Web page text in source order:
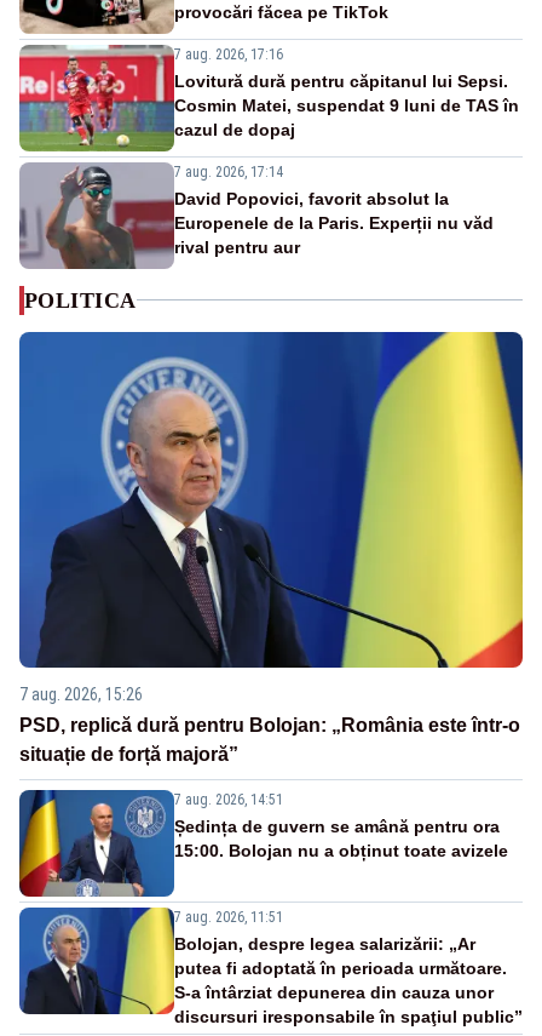
provocări făcea pe TikTok
7 aug. 2026, 17:16
Lovitură dură pentru căpitanul lui Sepsi.
Cosmin Matei, suspendat 9 luni de TAS în
cazul de dopaj
7 aug. 2026, 17:14
David Popovici, favorit absolut la
Europenele de la Paris. Experții nu văd
rival pentru aur
POLITICA
7 aug. 2026, 15:26
PSD, replică dură pentru Bolojan: „România este într-o
situație de forță majoră”
7 aug. 2026, 14:51
Ședința de guvern se amână pentru ora
15:00. Bolojan nu a obținut toate avizele
7 aug. 2026, 11:51
Bolojan, despre legea salarizării: „Ar
putea fi adoptată în perioada următoare.
S-a întârziat depunerea din cauza unor
discursuri iresponsabile în spaţiul public”